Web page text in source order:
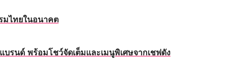
มไทยในอนาคต
รนด์ พร้อมโชว์จัดเต็มและเมนูพิเศษจากเชฟดัง